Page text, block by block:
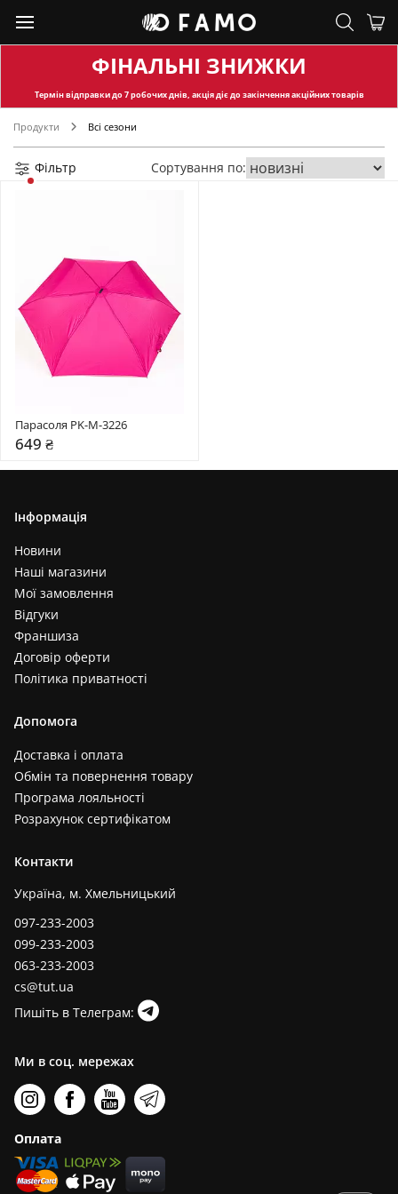
ФІНАЛЬНІ ЗНИЖКИ
Термін відправкидо 7 робочих днів, акція діє до закінчення акційних товарів
Продукти Всі сезони
Фільтр Сортування по:
Парасоля PK-M-3226
649 ₴
Інформація
Новини
Наші магазини
Мої замовлення
Відгуки
Франшиза
Договір оферти
Політика приватності
Допомога
Доставка і оплата
Обмін та повернення товару
Програма лояльності
Розрахунок сертифікатом
Контакти
Україна, м. Хмельницький
097-233-2003
099-233-2003
063-233-2003
cs@tut.ua
Пишіть в Телеграм:
Ми в соц. мережах
Оплата